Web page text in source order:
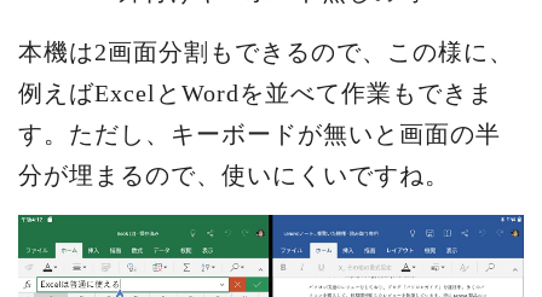
本機は2画面分割もできるので、この様に、
例えばExcelとWordを並べて作業もできま
す。ただし、キーボードが無いと画面の半
分が埋まるので、使いにくいですね。